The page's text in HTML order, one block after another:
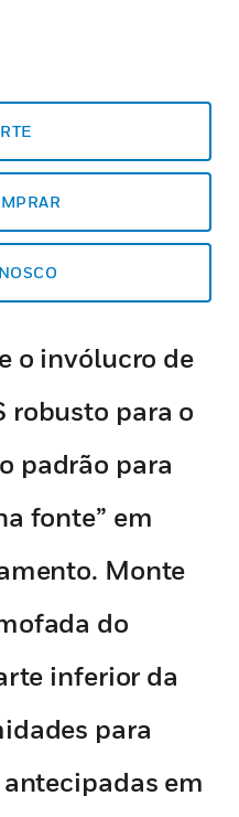
o invólucro de
robusto para o
padrão para
fonte” em
Monte
do
inferior da
para
em